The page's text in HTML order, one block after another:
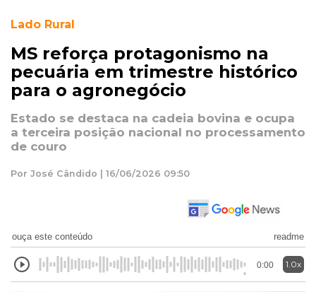
Lado Rural
MS reforça protagonismo na
pecuária em trimestre histórico
para o agronegócio
Estado se destaca na cadeia bovina e ocupa
a terceira posição nacional no processamento
de couro
Por José Cândido | 16/06/2026 09:50
ouça este conteúdo readme
0:00 1.0x